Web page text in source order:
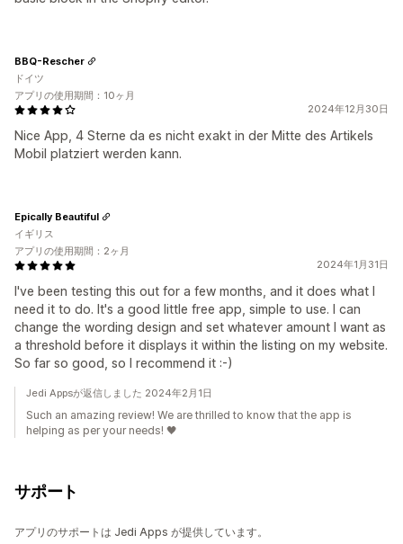
2024年12月30日
Nice App, 4 Sterne da es nicht exakt in der Mitte des Artikels
Mobil platziert werden kann.
BBQ-Rescher
ドイツ
アプリの使用期間：10ヶ月
2024年1月31日
I've been testing this out for a few months, and it does what I
need it to do. It's a good little free app, simple to use. I can
change the wording design and set whatever amount I want as
a threshold before it displays it within the listing on my website.
So far so good, so I recommend it :-)
Epically Beautiful
イギリス
アプリの使用期間：2ヶ月
Jedi Appsが返信しました 2024年2月1日
Such an amazing review! We are thrilled to know that the app is
helping as per your needs! 🖤
サポート
アプリのサポートは Jedi Apps が提供しています。